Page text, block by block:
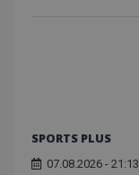
SPORTS PLUS
07.08.2026 - 21:13